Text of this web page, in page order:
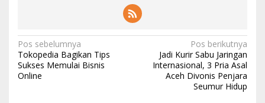
N
a
v
Pos sebelumnya
Tokopedia Bagikan Tips
Sukses Memulai Bisnis
Online
Pos berikutnya
Jadi Kurir Sabu Jaringan
Internasional, 3 Pria Asal
Aceh Divonis Penjara
Seumur Hidup